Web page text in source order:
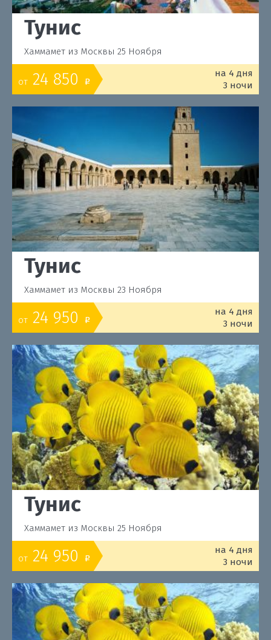
Тунис
Хаммамет из Москвы 25 Ноября
от 24 850 o
на 4 дня
3 ночи
Тунис
Хаммамет из Москвы 23 Ноября
от 24 950 o
на 4 дня
3 ночи
Тунис
Хаммамет из Москвы 25 Ноября
от 24 950 o
на 4 дня
3 ночи